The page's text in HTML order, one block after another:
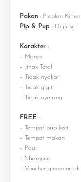
Pakan : Proplan
Pip & Pup : Di pasir
Karakter :
– Manja
– Jinak Total
– Tidak nyakar
– Tidak gigit
– Tidak nyerang
FREE :
– Tempat pup kecil
– Tempat makan
– Pasir
– Shampoo
– Voucher grooming di